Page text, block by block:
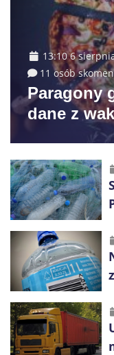
13:10 6
11 osób
Paragony
dane z